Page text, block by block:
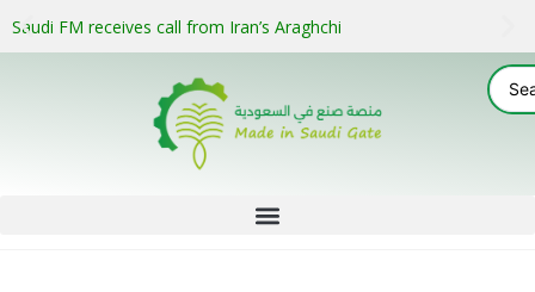
Saudi FM receives call from Iran’s Araghchi